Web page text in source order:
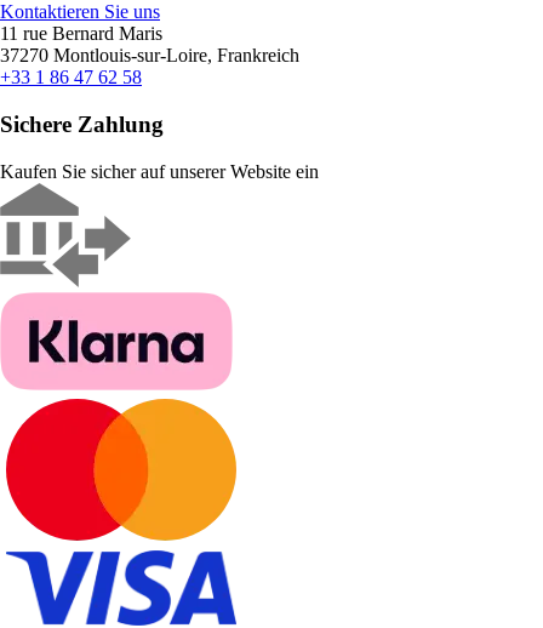
Kontaktieren Sie uns
11 rue Bernard Maris
37270 Montlouis-sur-Loire, Frankreich
+33 1 86 47 62 58
Sichere Zahlung
Kaufen Sie sicher auf unserer Website ein